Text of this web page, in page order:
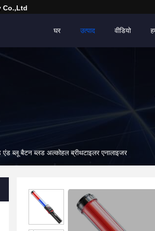
Co.,Ltd
घर उत्पाद वीडियो
एंड ब्लू बैटन ब्लड अल्कोहल ब्रीथटाइलर एनालाइजर